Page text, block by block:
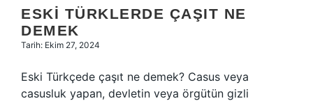
ESKI TÜRKLERDE ÇAŞIT NE
DEMEK
Tarih: Ekim 27, 2024
Eski Türkçede çaşıt ne demek? Casus veya
casusluk yapan, devletin veya örgütün gizli